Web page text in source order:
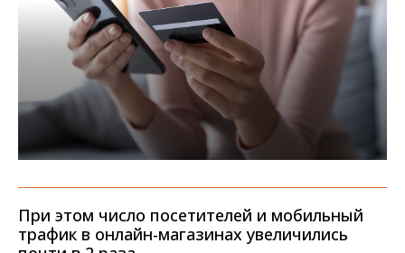
При этом число посетителей и мобильный
трафик в онлайн-магазинах увеличились